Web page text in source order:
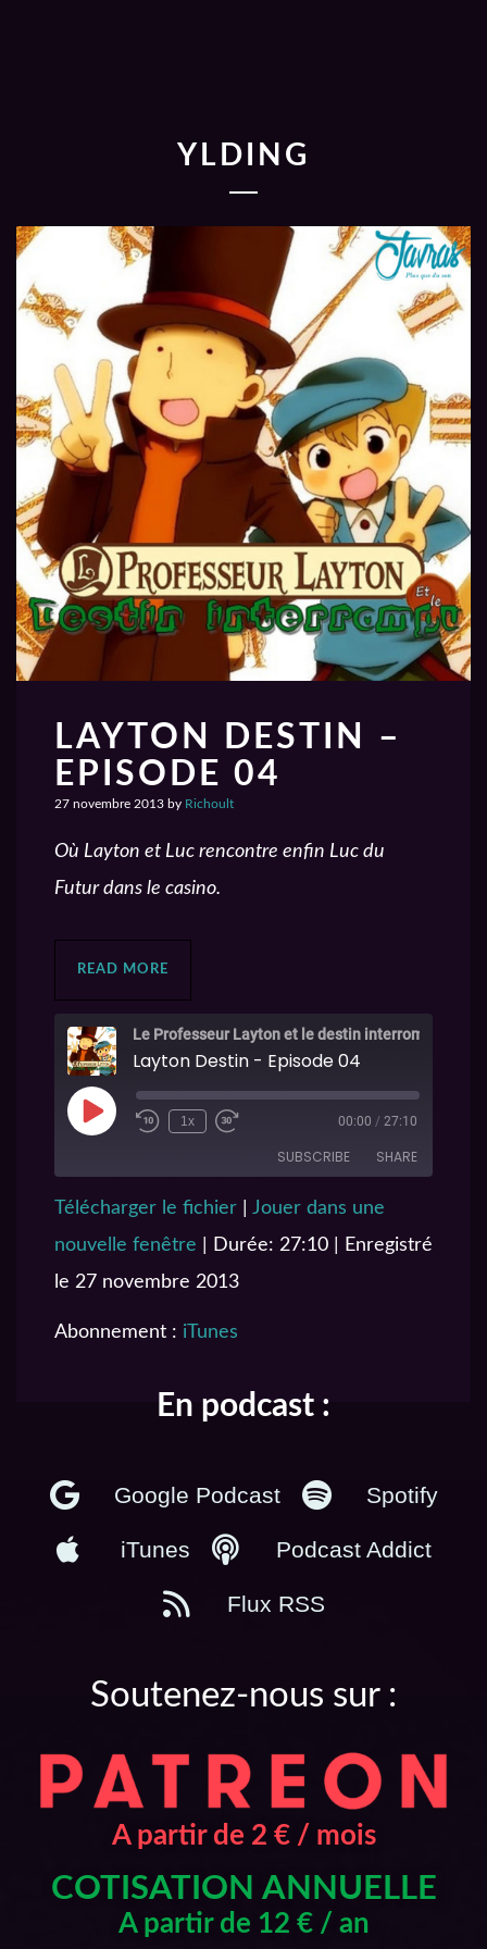
YLDING
LAYTON DESTIN –
EPISODE 04
27 novembre 2013 by Richoult
Où Layton et Luc rencontre enfin Luc du
Futur dans le casino.
READ MORE
Le Professeur Layton et le destin interrompu
Layton Destin - Episode 04
1x 00:00 / 27:10
SUBSCRIBE SHARE
LINK
Télécharger le fichier
Jouer dans une
nouvelle fenêtre
Durée: 27:10
Enregistré
le 27 novembre 2013
Abonnement : iTunes
En podcast :
Google Podcast Spotify
iTunes Podcast Addict
Flux RSS
Soutenez-nous sur :
A partir de 2 € / mois
COTISATION ANNUELLE
A partir de 12 € / an